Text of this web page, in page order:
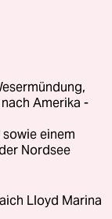
Amerika -
sowie einem
Nordsee
Lloyd Marina